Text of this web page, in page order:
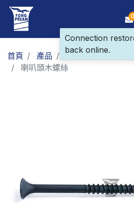
OEM/ODM
關於我們
0
首頁 產品 一般螺絲
喇叭頭木螺絲
Connection
back online.